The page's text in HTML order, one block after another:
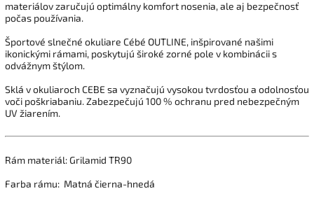
materiálov zaručujú optimálny komfort nosenia, ale aj bezpečnosť
počas používania.
Športové slnečné okuliare Cébé OUTLINE, inšpirované našimi
ikonickými rámami, poskytujú široké zorné pole v kombinácii s
odvážnym štýlom.
Sklá v okuliaroch CEBE sa vyznačujú vysokou tvrdosťou a odolnosťou
voči poškriabaniu. Zabezpečujú 100 % ochranu pred nebezpečným
UV žiarením.
Rám materiál: Grilamid TR90
Farba rámu: Matná čierna-hnedá